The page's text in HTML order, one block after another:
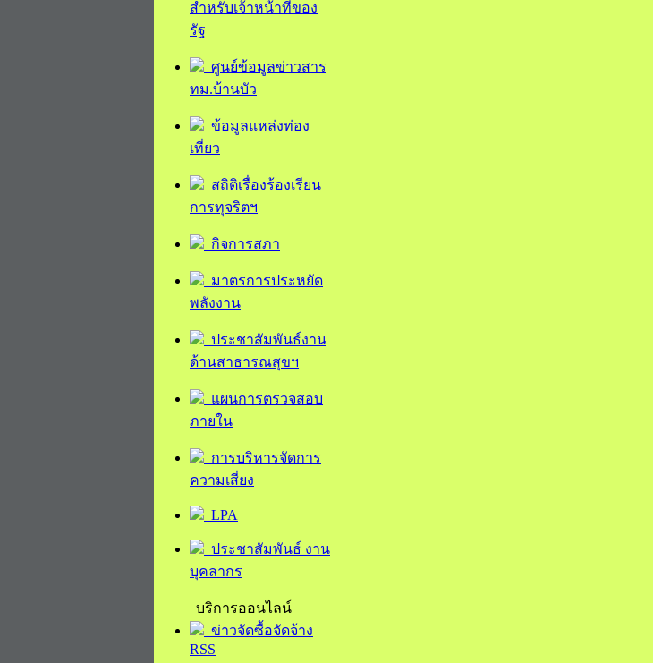
สำหรับเจ้าหน้าที่ของ
รัฐ
ศูนย์ข้อมูลข่าวสาร
ทม.บ้านบัว
ข้อมูลแหล่งท่อง
เที่ยว
สถิติเรื่องร้องเรียน
การทุจริตฯ
กิจการสภา
มาตรการประหยัด
พลังงาน
ประชาสัมพันธ์งาน
ด้านสาธารณสุขฯ
แผนการตรวจสอบ
ภายใน
การบริหารจัดการ
ความเสี่ยง
LPA
ประชาสัมพันธ์ งาน
บุคลากร
บริการออนไลน์
ข่าวจัดซื้อจัดจ้าง
RSS